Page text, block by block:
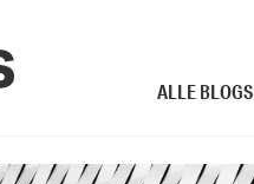
ALLE BLOGS